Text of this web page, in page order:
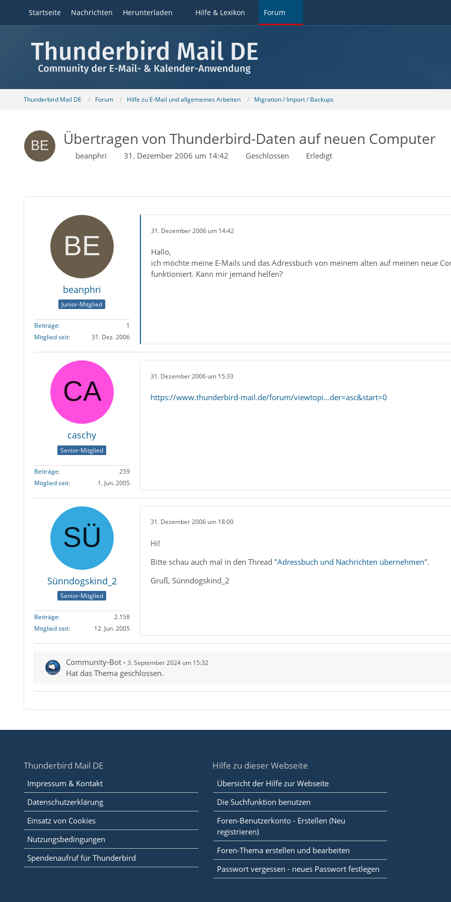
Startseite Nachrichten Herunterladen Hilfe & Lexikon Forum
Thunderbird Mail DE Forum Hilfe zu E-Mail und allgemeines Arbeiten Migration / Import / Backups
Übertragen von Thunderbird-Daten auf neuen Computer
beanphri 31. Dezember 2006 um 14:42 Geschlossen Erledigt
beanphri
Junior-Mitglied
Beiträge
1
Mitglied seit
31. Dez. 2006
31. Dezember 2006 um 14:42
Hallo,
ich möchte meine E-Mails und das Adressbuch von meinem alten auf meinen neue
funktioniert. Kann mir jemand helfen?
caschy
Senior-Mitglied
Beiträge
259
Mitglied seit
1. Jun. 2005
31. Dezember 2006 um 15:33
https://www.thunderbird-mail.de/forum/viewtopi…der=asc&start=0
Sünndogskind_2
Senior-Mitglied
Beiträge
2.158
Mitglied seit
12. Jun. 2005
31. Dezember 2006 um 18:00
Hi!
Bitte schau auch mal in den Thread "Adressbuch und Nachrichten übernehmen".
Gruß, Sünndogskind_2
Community-Bot 3. September 2024 um 15:32
Hat das Thema geschlossen.
Thunderbird Mail DE
Impressum & Kontakt
Datenschutzerklärung
Einsatz von Cookies
Nutzungsbedingungen
Spendenaufruf für Thunderbird
Hilfe zu dieser Webseite
Übersicht der Hilfe zur Webseite
Die Suchfunktion benutzen
Foren-Benutzerkonto - Erstellen (Neu
registrieren)
Foren-Thema erstellen und bearbeiten
Passwort vergessen - neues Passwort festlegen